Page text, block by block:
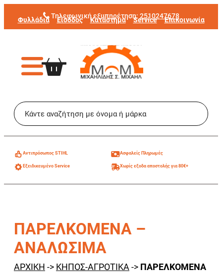
Μετάβαση
στο
Τηλεφωνική εξυπηρέτηση: 2510247678
Φυλλάδια Είσοδος Κατάστημα Service Επικοινωνία
Aντιπρόσωπος STIHL Ασφαλείς Πληρωμές
Εξειδικευμένο Service Χωρίς εξοδα αποστολής για 80€+
ΠΑΡΕΛΚΟΜΕΝΑ –
ΑΝΑΛΩΣΙΜΑ
ΑΡΧΙΚΗ -> ΚΗΠΟΣ-ΑΓΡΟΤΙΚΑ -> ΠΑΡΕΛΚΟΜΕΝΑ